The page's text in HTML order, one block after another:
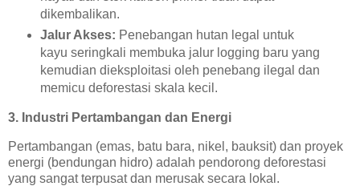
dikembalikan.
Jalur Akses: Penebangan hutan legal untuk
kayu seringkali membuka jalur logging baru yang
kemudian dieksploitasi oleh penebang ilegal dan
memicu deforestasi skala kecil.
3. Industri Pertambangan dan Energi
Pertambangan (emas, batu bara, nikel, bauksit) dan proyek
energi (bendungan hidro) adalah pendorong deforestasi
yang sangat terpusat dan merusak secara lokal.